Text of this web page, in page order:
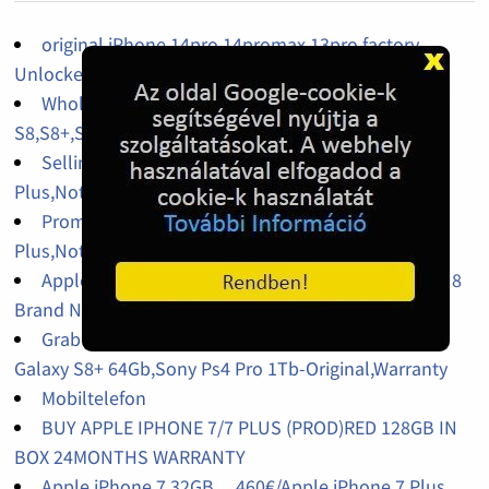
original iPhone 14pro,14promax,13pro factory
Unlocked
Wholesales iPhone X 64Gb,256Gb,Galaxy
S8,S8+,S9,S9+,Galaxy J7 Pro Factory Unlocked
Selling Original : Samsung S9 Plus,iPhone x,S8
Plus,Note 8,iPhone 7 Plus
Promo Offer : iPhone x,Samsung S9 Plus,iPhone 8
Plus,Note 8
Apple iPhone 7/8/X and Samsung Galaxy S8/Note 8
Brand New
Grab Latest Offer: Apple iPhone X 64Gb,Samsung
Galaxy S8+ 64Gb,Sony Ps4 Pro 1Tb-Original,Warranty
Mobiltelefon
BUY APPLE IPHONE 7/7 PLUS (PROD)RED 128GB IN
BOX 24MONTHS WARRANTY